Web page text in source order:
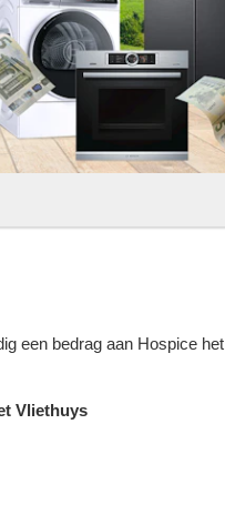
een bedrag aan Hospice het
Vliethuys